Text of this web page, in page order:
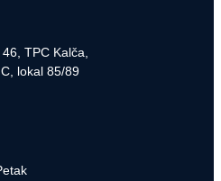
TPC Kalča,
lokal 85/89